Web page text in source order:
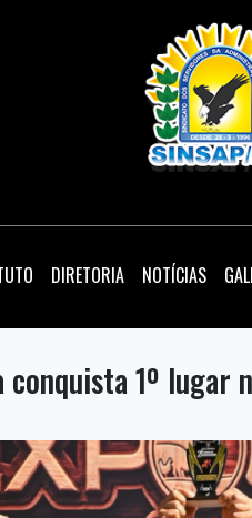
DIRETORIA NOTÍCIAS
conquista 1º lugar